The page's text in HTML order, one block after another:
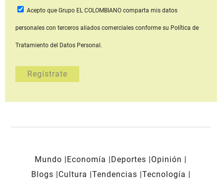
Acepto que Grupo EL COLOMBIANOcomparta mis datos
personales con terceros aliados comerciales conforme su Política de
Tratamiento del Datos Personal.
Mundo Economía Deportes
Opinión
Blogs
Cultura Tendencias Tecnología